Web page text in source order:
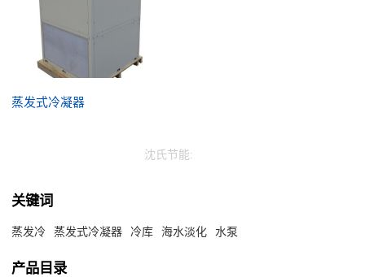
蒸发式冷凝器
沈氏节能:
关键词
蒸发冷 蒸发式冷凝器 冷库 海水淡化 水泵
产品目录